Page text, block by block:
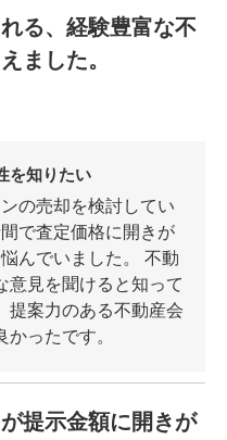
る、経験豊富な不
ました。
を知りたい
の売却を検討してい
で査定価格に開きが
んでいました。 不動
意見を聞けると知って
提案力のある不動産会
ったです。
提示金額に開きが